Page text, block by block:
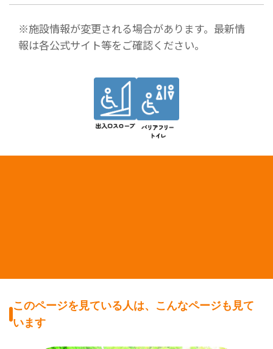
※施設情報が変更される場合があります。最新情
報は各公式サイト等をご確認ください。
このページを見ている人は、こんなページも見て
います